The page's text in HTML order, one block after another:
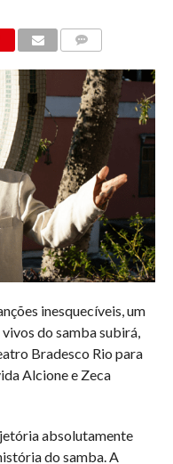
inesquecíveis, um
do samba subirá,
Bradesco Rio para
Alcione e Zeca
absolutamente
do samba. A